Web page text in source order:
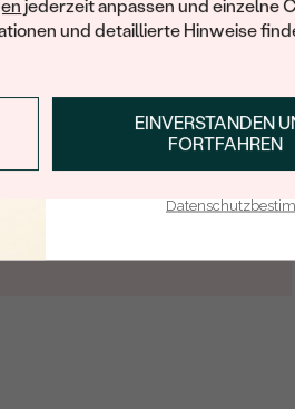
jederzeit anpassen und einzelne
und detaillierte Hinweise
EINVERSTANDEN
FORTFAHREN
Google Bewertungen
Retour und Ersatz des
ANMELDEN &
E-Mail-Adresse je bei uns in